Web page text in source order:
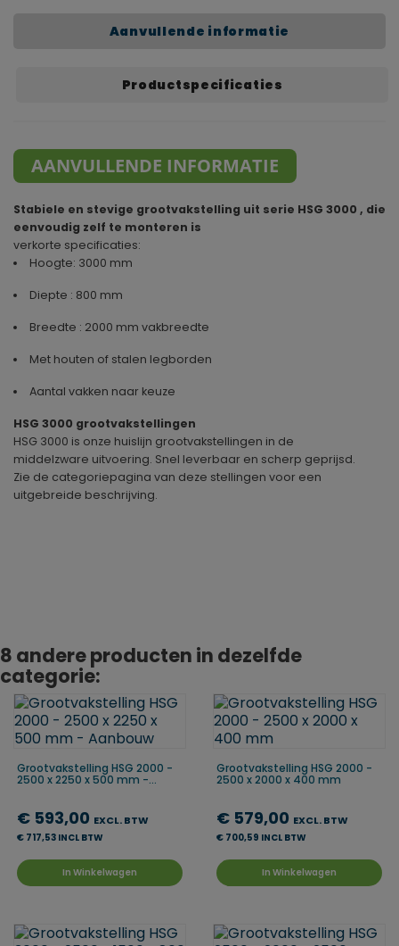
Aanvullende informatie
Productspecificaties
AANVULLENDE INFORMATIE
Stabiele en stevige grootvakstelling uit serie HSG 3000 , die
eenvoudig zelf te monteren is
verkorte specificaties:
Hoogte: 3000 mm
Diepte : 800 mm
Breedte : 2000 mm vakbreedte
Met houten of stalen legborden
Aantal vakken naar keuze
HSG 3000 grootvakstellingen
HSG 3000 is onze huislijn grootvakstellingen in de
middelzware uitvoering. Snel leverbaar en scherp geprijsd.
Zie de categoriepagina van deze stellingen voor een
uitgebreide beschrijving.
8 andere producten in dezelfde
categorie:
Grootvakstelling HSG 2000 -
2500 x 2250 x 500 mm -...
€ 593,00 EXCL. BTW
€ 717,53 INCL BTW
In Winkelwagen
Grootvakstelling HSG 2000 -
2500 x 2000 x 400 mm
€ 579,00 EXCL. BTW
€ 700,59 INCL BTW
In Winkelwagen